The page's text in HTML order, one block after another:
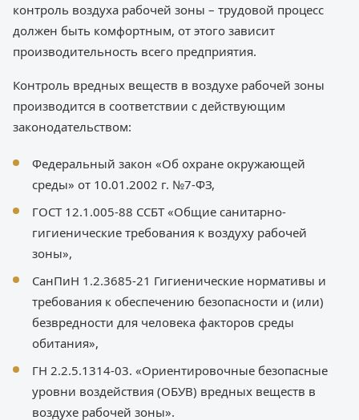
контроль воздуха рабочей зоны – трудовой процесс
должен быть комфортным, от этого зависит
производительность всего предприятия.
Контроль вредных веществ в воздухе рабочей зоны
производится в соответствии с действующим
законодательством:
Федеральный закон «Об охране окружающей
среды» от 10.01.2002 г. №7-ФЗ,
ГОСТ 12.1.005-88 ССБТ «Общие санитарно-
гигиенические требования к воздуху рабочей
зоны»,
СанПиН 1.2.3685-21 Гигиенические нормативы и
требования к обеспечению безопасности и (или)
безвредности для человека факторов среды
обитания»,
ГН 2.2.5.1314-03. «Ориентировочные безопасные
уровни воздействия (ОБУВ) вредных веществ в
воздухе рабочей зоны».